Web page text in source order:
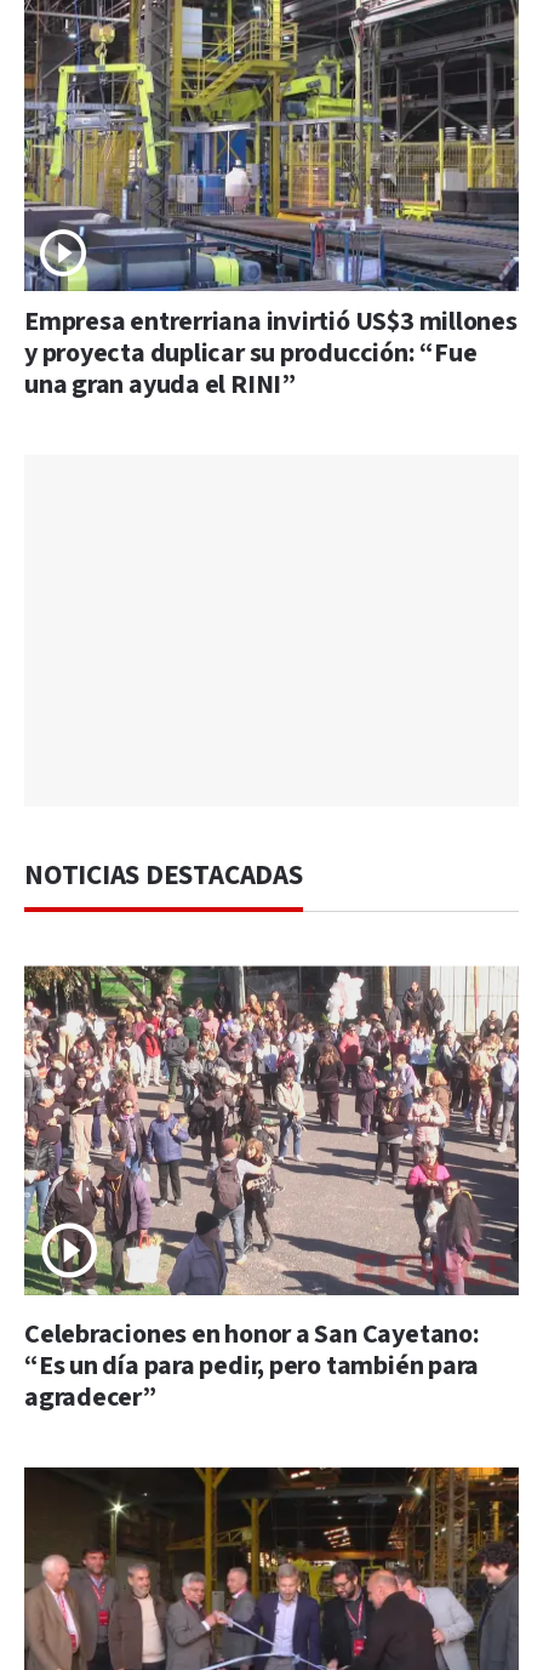
Empresa entrerriana invirtió US$3 millones
y proyecta duplicar su producción: “Fue
una gran ayuda el RINI”
NOTICIAS DESTACADAS
Celebraciones en honor a San Cayetano:
“Es un día para pedir, pero también para
agradecer”